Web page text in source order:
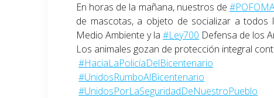
En horas de la mañana, nuestros de
de mascotas, a objeto de socializar a
Medio Ambiente y la#Ley700 Defensa de los
Los animales gozan de protección integral
#HaciaLaPolicíaDelBicentenario
#UnidosRumboAlBicentenario
#UnidosPorLaSeguridadDeNuestroPueblo